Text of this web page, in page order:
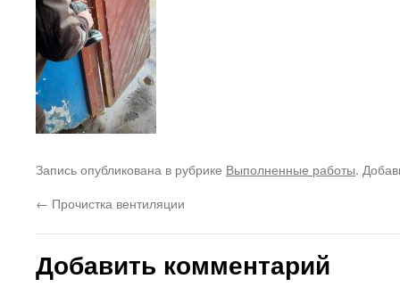
Запись опубликована в рубрике Выполненные работы.
← Прочистка вентиляции
Добавить комментарий